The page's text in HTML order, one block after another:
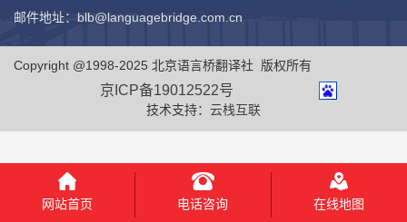
邮件地址：blb@languagebridge.com.cn
Copyright @1998-2025 北京语言桥翻译社 版权所有
京ICP备19012522号
技术支持： 云栈互联
网站首页 电话咨询 在线地图